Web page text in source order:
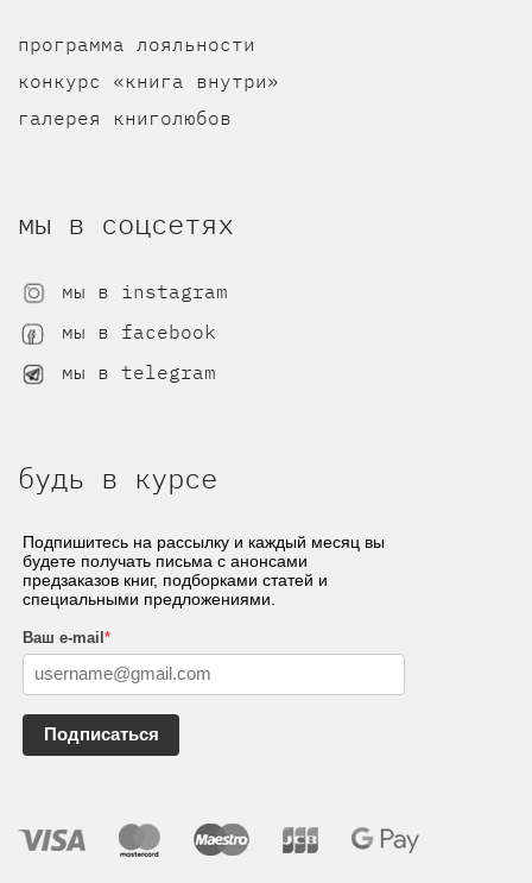
программа лояльности
конкурс «книга внутри»
галерея книголюбов
мы в соцсетях
мы в instagram
мы в facebook
мы в telegram
будь в курсе
Подпишитесь на рассылку и каждый месяц вы
будете получать письма с анонсами
предзаказов книг, подборками статей и
специальными предложениями.
Ваш e-mail*
Подписаться